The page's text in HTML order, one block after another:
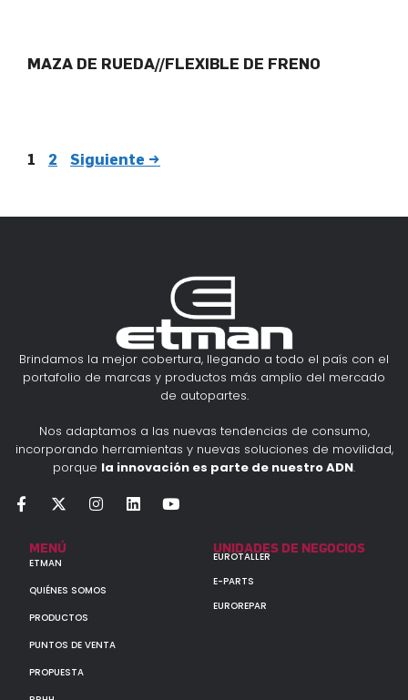
MAZA DE RUEDA//FLEXIBLE DE FRENO
1 2 Siguiente →
Brindamos la mejor cobertura, llegando a todo el país con el
portafolio de marcas y productos más amplio del mercado
de autopartes.
Nos adaptamos a las nuevas tendencias de consumo,
incorporando herramientas y nuevas soluciones de movilidad,
porque la innovación es parte de nuestro ADN.
MENÚ
ETMAN
QUIÉNES SOMOS
PRODUCTOS
PUNTOS DE VENTA
PROPUESTA
UNIDADES DE NEGOCIOS
EUROTALLER
E-PARTS
EUROREPAR